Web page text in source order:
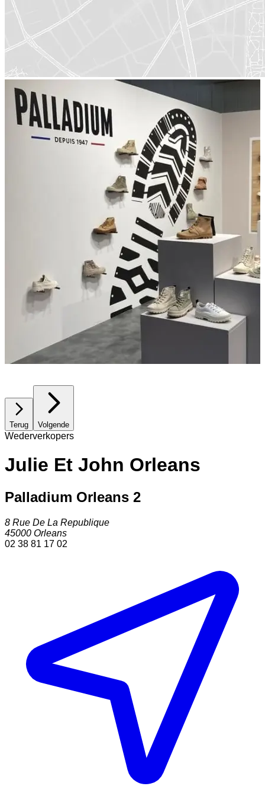
Terug Volgende
Wederverkopers
Julie Et John Orleans
Palladium Orleans 2
8 Rue De La Republique
45000 Orleans
02 38 81 17 02